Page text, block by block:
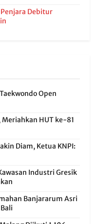
Debitur
Open
HUT ke-81
Diam, Ketua KNPI:
Industri Gresik
Banjararum Asri